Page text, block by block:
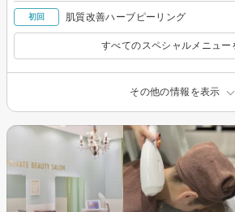
初回 肌質改善ハーブピーリング
すべてのスペシャルメニュー
その他の情報を表示